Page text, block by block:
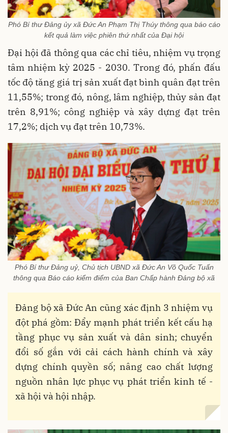
Phó Bí thư Đảng ủy xã Đức An Phạm Thị Thúy thông qua báo cáo
kết quả làm việc phiên thứ nhất của Đại hội
Đại hội đã thông qua các chỉ tiêu, nhiệm vụ trọng
tâm nhiệm kỳ 2025 - 2030. Trong đó, phấn đấu
tốc độ tăng giá trị sản xuất đạt bình quân đạt trên
11,55%; trong đó, nông, lâm nghiệp, thủy sản đạt
trên 8,91%; công nghiệp và xây dựng đạt trên
17,2%; dịch vụ đạt trên 10,73%.
Phó Bí thư Đảng uỷ, Chủ tịch UBND xã Đức An Võ Quốc Tuấn
thông qua Báo cáo kiểm điểm của Ban Chấp hành Đảng bộ xã
Đảng bộ xã Đức An cũng xác định 3 nhiệm vụ
đột phá gồm: Đẩy mạnh phát triển kết cấu hạ
tầng phục vụ sản xuất và dân sinh; chuyển
đổi số gắn với cải cách hành chính và xây
dựng chính quyền số; nâng cao chất lượng
nguồn nhân lực phục vụ phát triển kinh tế -
xã hội và hội nhập.